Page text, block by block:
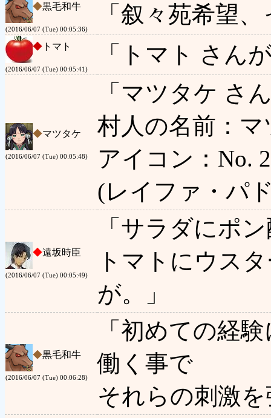
◆黒毛和牛
(2016/06/07 (Tue) 00:05:36)
「叙々苑希望
◆ トマト
(2016/06/07 (Tue) 00:05:41)
「トマト さん
◆マツタケ
(2016/06/07 (Tue) 00:05:48)
「マツタケ さ
村人の名前：
アイコン：No.
(レイファ・パ
◆遠坂時臣
(2016/06/07 (Tue) 00:05:49)
「サラダにポ
トマトにウス
が。」
◆黒毛和牛
(2016/06/07 (Tue) 00:06:28)
「初めての経
働く事で
それらの刺激